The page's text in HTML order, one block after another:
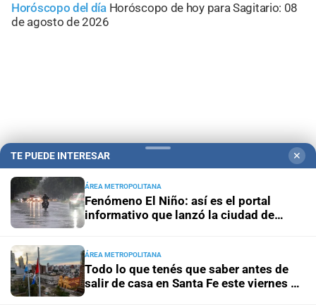
Horóscopo del día Horóscopo de hoy para Sagitario: 08
de agosto de 2026
Campolitoral
Podcasts Mirador Provincial VivíMejor SF
Notife Educacion SF
TE PUEDE INTERESAR ✕
ÁREA METROPOLITANA
Fenómeno El Niño: así es el portal
informativo que lanzó la ciudad de
ÁREA METROPOLITANA
Todo lo que tenés que saber antes de
salir de casa en Santa Fe este viernes 7